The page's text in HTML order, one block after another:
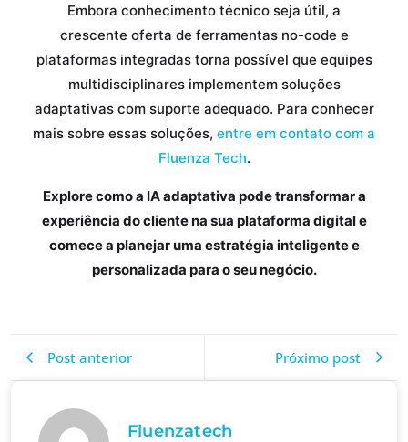
Embora conhecimento técnico seja útil, a
crescente oferta de ferramentas no-code e
plataformas integradas torna possível que equipes
multidisciplinares implementem soluções
adaptativas com suporte adequado. Para conhecer
mais sobre essas soluções, entre em contato com a
Fluenza Tech.
Explore como a IA adaptativa pode transformar a
experiência do cliente na sua plataforma digital e
comece a planejar uma estratégia inteligente e
personalizada para o seu negócio.
Post anterior Próximo post
Fluenzatech